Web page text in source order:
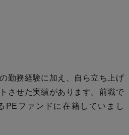
勤務経験に加え、自ら立ち上げ
させた実績があります。前職で
PEファンドに在籍していまし